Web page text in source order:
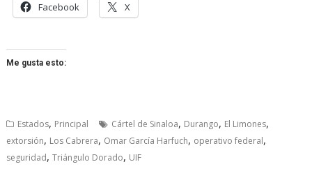
Facebook X
Me gusta esto:
Estados, Principal Cártel de Sinaloa, Durango, El Limones,
extorsión, Los Cabrera, Omar García Harfuch, operativo federal,
seguridad,Triángulo Dorado, UIF